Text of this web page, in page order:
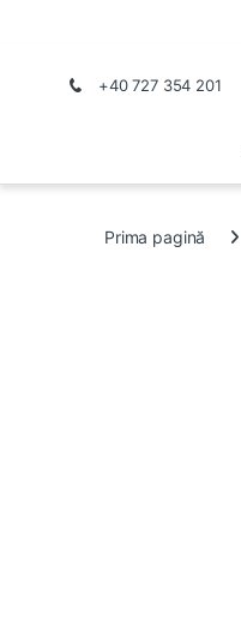
+40 727 354 201
Prima pagină